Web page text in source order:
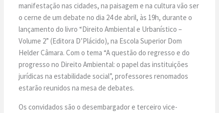
manifestação nas cidades, na paisagem e na cultura vão ser
o cerne de um debate no dia 24 de abril, às 19h, durante o
lançamento do livro “Direito Ambiental e Urbanístico –
Volume 2” (Editora D’Plácido), na Escola Superior Dom
Helder Câmara. Com o tema “A questão do regresso e do
progresso no Direito Ambiental: o papel das instituições
jurídicas na estabilidade social”, professores renomados
estarão reunidos na mesa de debates.
Os convidados são o desembargador e terceiro vice-